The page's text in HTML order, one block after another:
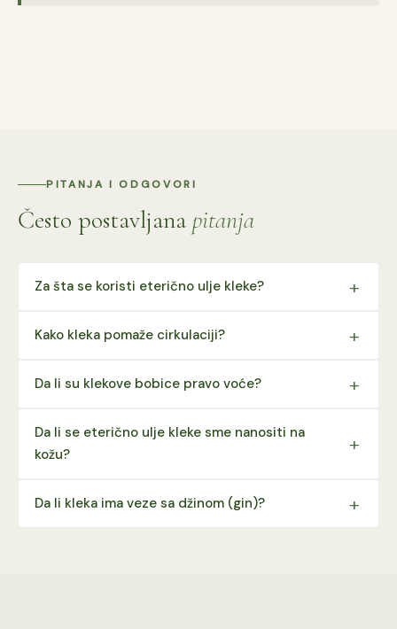
PITANJA I ODGOVORI
Često postavljana pitanja
Za šta se koristi eterično ulje kleke?
Kako kleka pomaže cirkulaciji?
Da li su klekove bobice pravo voće?
Da li se eterično ulje kleke sme nanositi na
kožu?
Da li kleka ima veze sa džinom (gin)?